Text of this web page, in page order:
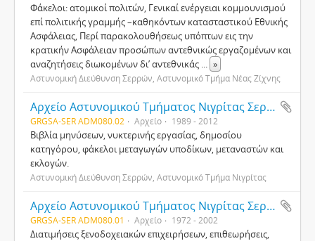
Φάκελοι: ατομικοί πολιτών, Γενικαί ενέργειαι κομμουνισμού
επί πολιτικής γραμμής –καθηκόντων κατασταστικού Εθνικής
Ασφάλειας, Περί παρακολουθήσεως υπόπτων εις την
κρατικήν Ασφάλειαν προσώπων αντεθνικώς εργαζομένων και
αναζητήσεις διωκομένων δι’ αντεθνικάς ... »
Αστυνομική Διεύθυνση Σερρών, Αστυνομικό Τμήμα Νέας Ζίχνης
Αρχείο Αστυνομικού Τμήματος Νιγρίτας Σερρών
GRGSA-SER ADM080.02 Αρχείο 1989 - 2012
Βιβλία μηνύσεων, νυκτερινής εργασίας, δημοσίου
κατηγόρου, φάκελοι μεταγωγών υποδίκων, μεταναστών και
εκλογών.
Αστυνομική Διεύθυνση Σερρών, Αστυνομικό Τμήμα Νιγρίτας
Αρχείο Αστυνομικού Τμήματος Νιγρίτας Σερρών
GRGSA-SER ADM080.01 Αρχείο 1972 - 2002
Διατιμήσεις ξενοδοχειακών επιχειρήσεων, επιθεωρήσεις,